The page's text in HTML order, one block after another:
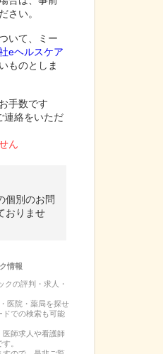
さい。
いて、ミー
eヘルスケア
ものとしま
手数です
連絡をいただ
ん
個別のお問
おりませ
情報
クの評判・求人・
医院・薬局を探せ
ドでの検索も可能
師求人や看護師
。